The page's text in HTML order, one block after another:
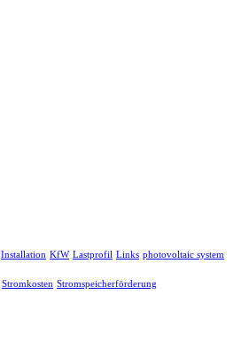
Installation KfW Lastprofil Links photovoltaic system
Stromkosten Stromspeicherförderung